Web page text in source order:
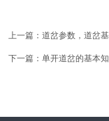
上一篇： 道岔参数，道岔
下一篇： 单开道岔的基本